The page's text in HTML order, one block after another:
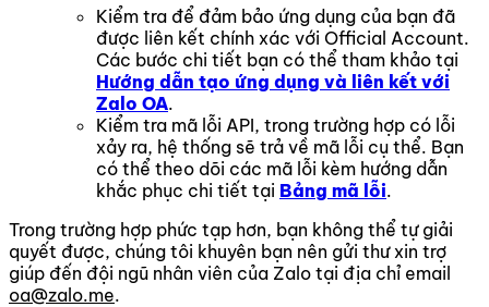
Kiểm tra để đảm bảo ứng dụng của bạn đã
được liên kết chính xác với Official Account.
Các bước chi tiết bạn có thể tham khảo tại
Hướng dẫn tạo ứng dụng và liên kết với
Zalo OA.
Kiểm tra mã lỗi API, trong trường hợp có lỗi
xảy ra, hệ thống sẽ trả về mã lỗi cụ thể. Bạn
có thể theo dõi các mã lỗi kèm hướng dẫn
khắc phục chi tiết tại Bảng mã lỗi.
Trong trường hợp phức tạp hơn, bạn không thể tự giải
quyết được, chúng tôi khuyên bạn nên gửi thư xin trợ
giúp đến đội ngũ nhân viên của Zalo tại địa chỉ email
oa@zalo.me.